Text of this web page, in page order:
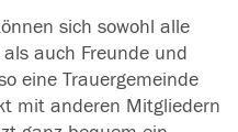
sich sowohl alle
auch Freunde und
eine Trauergemeinde
mit anderen Mitgliedern